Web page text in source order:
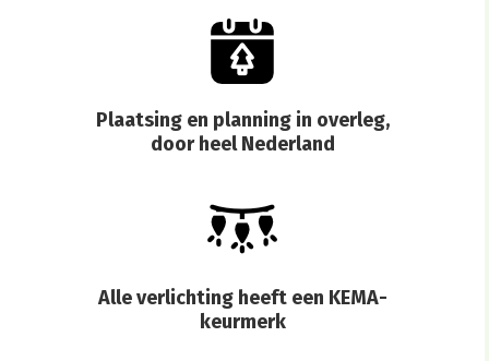
Plaatsing en planning in overleg,
door heel Nederland
Alle verlichting heeft een KEMA-
keurmerk